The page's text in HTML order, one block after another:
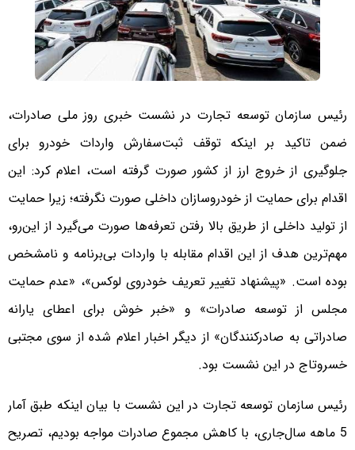
رئیس سازمان توسعه تجارت در نشست خبری روز ملی صادرات،
ضمن تاکید بر اینکه توقف ثبت‌سفارش واردات خودرو برای
جلوگیری از خروج ارز از کشور صورت گرفته است، اعلام کرد: این
اقدام برای حمایت از خودروسازان داخلی صورت نگرفته؛ زیرا حمایت
از تولید داخلی از طریق بالا رفتن تعرفه‌ها صورت می‌گیرد از این‌رو،
مهم‌ترین هدف از این اقدام مقابله با واردات بی‌برنامه و نامشخص
بوده است. «پیشنهاد تغییر تعریف خودروی لوکس»، «عدم حمایت
مجلس از توسعه صادرات» و «خبر خوش برای اعطای یارانه
صادراتی به صادرکنندگان» از دیگر اخبار اعلام شده از سوی مجتبی
خسروتاج در این نشست بود.
رئیس سازمان توسعه تجارت در این نشست با بیان اینکه طبق آمار
5 ماهه سال‌جاری، با کاهش مجموع صادرات مواجه بودیم، تصریح